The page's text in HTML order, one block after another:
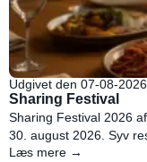
Udgivet den 07-08-2026
Sharing Festival
Sharing Festival 2026
30. august 2026. Syv
Læs mere →